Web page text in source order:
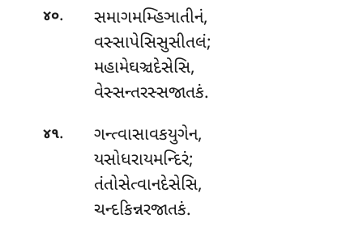
૪૦.
સમાગમમ્હિઞાતીનં,
વસ્સાપેસિસુસીતલં;
મહામેઘઞ્ચદેસેસિ,
વેસ્સન્તરસ્સજાતકં.
૪૧.
ગન્ત્વાસાવકયુગેન,
યસોધરાયમન્દિરં;
તંતોસેત્વાનદેસેસિ,
ચન્દકિન્નરજાતકં.